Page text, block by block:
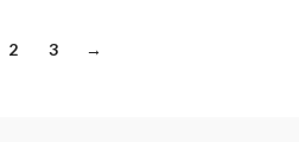
2 3 →